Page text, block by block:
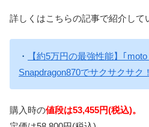
詳しくはこちらの記事で紹介して
・
【約5万円の最強性能】｢
Snapdragon870でサクサクサク！
購入時の値段は53,455円(税込)。